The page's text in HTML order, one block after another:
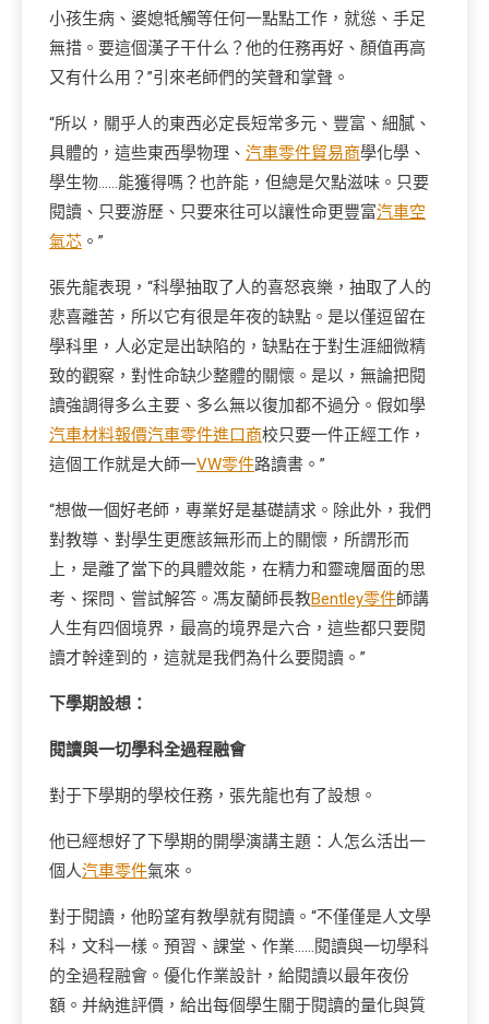
小孩生病、婆媳牴觸等任何一點點工作，就慫、手足
無措。要這個漢子干什么？他的任務再好、顏值再高
又有什么用？”引來老師們的笑聲和掌聲。
“所以，關乎人的東西必定長短常多元、豐富、細膩、
具體的，這些東西學物理、 汽車零件貿易商學化學、
學生物……能獲得嗎？也許能，但總是欠點滋味。只要
閱讀、只要游歷、只要來往可以讓性命更豐富汽車空
氣芯 。”
張先龍表現，“科學抽取了人的喜怒哀樂，抽取了人的
悲喜離苦，所以它有很是年夜的缺點。是以僅逗留在
學科里，人必定是出缺陷的，缺點在于對生涯細微精
致的觀察，對性命缺少整體的關懷。是以，無論把閱
讀強調得多么主要、多么無以復加都不過分。假如學
汽車材料報價汽車零件進口商校只要一件正經工作，
這個工作就是大師一VW零件路讀書。”
“想做一個好老師，專業好是基礎請求。除此外，我們
對教導、對學生更應該無形而上的關懷，所謂形而
上，是離了當下的具體效能，在精力和靈魂層面的思
考、探問、嘗試解答。馮友蘭師長教Bentley零件師講
人生有四個境界，最高的境界是六合，這些都只要閱
讀才幹達到的，這就是我們為什么要閱讀。”
下學期設想：
閱讀與一切學科全過程融會
對于下學期的學校任務，張先龍也有了設想。
他已經想好了下學期的開學演講主題：人怎么活出一
個人汽車零件氣來。
對于閱讀，他盼望有教學就有閱讀。“不僅僅是人文學
科，文科一樣。預習、課堂、作業……閱讀與一切學科
的全過程融會。優化作業設計，給閱讀以最年夜份
額。并納進評價，給出每個學生關于閱讀的量化與質